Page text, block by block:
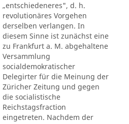
„entschiedeneres", d. h.
revolutionäres Vorgehen
derselben verlangen. In
diesem Sinne ist zunächst eine
zu Frankfurt a. M. abgehaltene
Versammlung
socialdemokratischer
Delegirter für die Meinung der
Züricher Zeitung und gegen
die socialistische
Reichstagsfraction
eingetreten. Nachdem der